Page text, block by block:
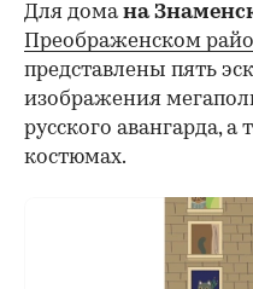
Для домана
Преображенском
представлены пять
изображения
русского авангарда,
костюмах.